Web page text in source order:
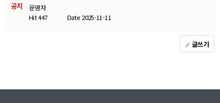
공지
운영자
Hit 447 Date 2025-11-11
글쓰기